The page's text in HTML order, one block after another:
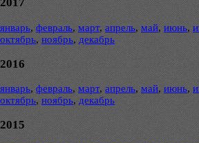
2017
январь, февраль, март, апрель, май, июнь,
октябрь, ноябрь, декабрь
2016
январь, февраль, март, апрель, май, июнь,
октябрь, ноябрь, декабрь
2015